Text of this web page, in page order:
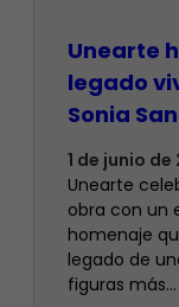
Unearte
legado
Sonia
1 de junio de
Unearte
obra con un
homenaje
legado de
figuras más…